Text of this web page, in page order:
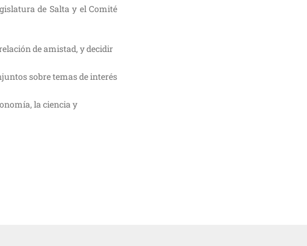
de Salta y el Comité
de amistad, y decidir
sobre temas de interés
la ciencia y